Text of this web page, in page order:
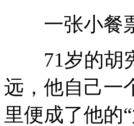
一张小餐票
71岁的胡宪
远，他自己一
里便成了他的